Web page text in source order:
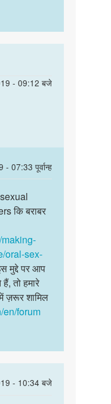
- 09:12 बजे
07:33 पूर्वान्ह
कि बराबर
oral-sex-
मुद्दे पर आप
तो हमारे
ज़रूर शामिल
en/forum
- 10:34 बजे